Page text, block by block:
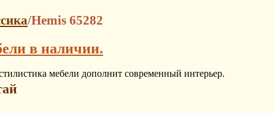
/Hemis 65282
в наличии.
мебели дополнит современный интерьер.